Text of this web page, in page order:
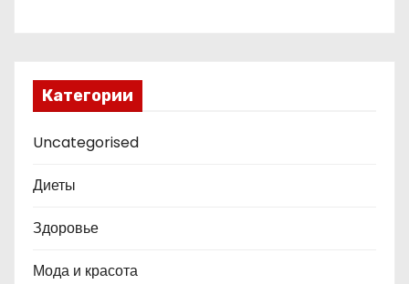
Категории
Uncategorised
Диеты
Здоровье
Мода и красота